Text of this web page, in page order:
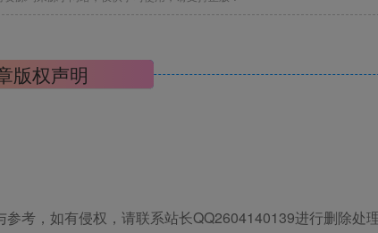
版权声明
考，如有侵权，请联系站长QQ2604140139进行删除处